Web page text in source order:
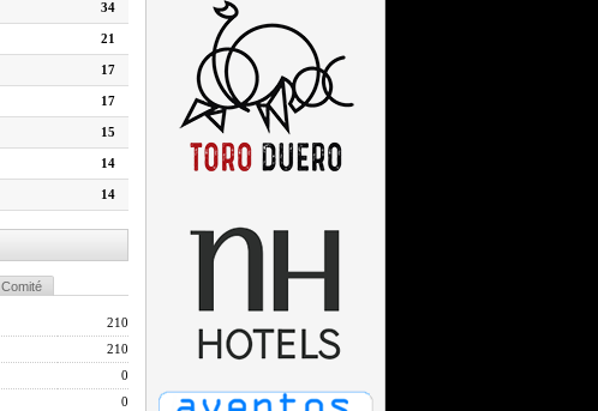
34
21
17
17
15
14
14
Comité
210
210
0
0